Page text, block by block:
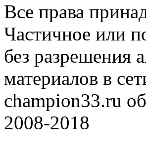
Все права
Частичное или
без разрешения
материалов в
champion33.ru
2008-2018